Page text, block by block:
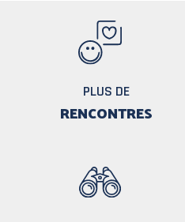
PLUS DE
RENCONTRES